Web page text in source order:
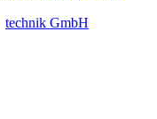
technik GmbH